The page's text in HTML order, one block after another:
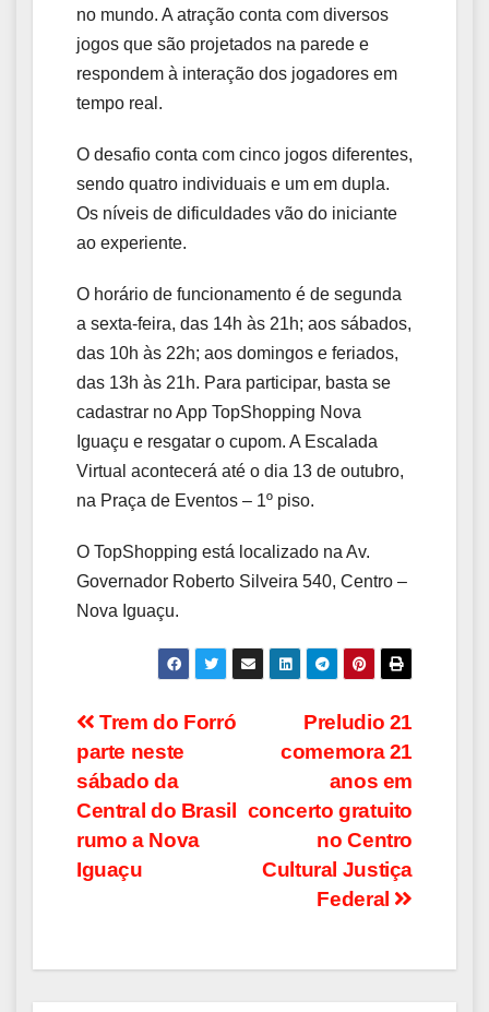
no mundo. A atração conta com diversos
jogos que são projetados na parede e
respondem à interação dos jogadores em
tempo real.
O desafio conta com cinco jogos diferentes,
sendo quatro individuais e um em dupla.
Os níveis de dificuldades vão do iniciante
ao experiente.
O horário de funcionamento é de segunda
a sexta-feira, das 14h às 21h; aos sábados,
das 10h às 22h; aos domingos e feriados,
das 13h às 21h. Para participar, basta se
cadastrar no App TopShopping Nova
Iguaçu e resgatar o cupom. A Escalada
Virtual acontecerá até o dia 13 de outubro,
na Praça de Eventos – 1º piso.
O TopShopping está localizado na Av.
Governador Roberto Silveira 540, Centro –
Nova Iguaçu.
Navegação
de
Post
Preludio 21
comemora 21
anos em
concerto gratuito
no Centro
Cultural Justiça
Federal
Trem do Forró
parte neste
sábado da
Central do Brasil
rumo a Nova
Iguaçu